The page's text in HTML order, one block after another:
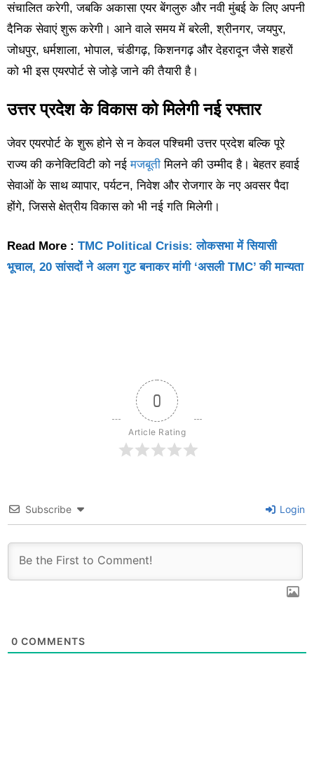
संचालित करेगी, जबकि अकासा एयर बेंगलुरु और नवी मुंबई के लिए अपनी
दैनिक सेवाएं शुरू करेगी। आने वाले समय में बरेली, श्रीनगर, जयपुर,
जोधपुर, धर्मशाला, भोपाल, चंडीगढ़, किशनगढ़ और देहरादून जैसे शहरों
को भी इस एयरपोर्ट से जोड़े जाने की तैयारी है।
उत्तर प्रदेश के विकास को मिलेगी नई रफ्तार
जेवर एयरपोर्ट के शुरू होने से न केवल पश्चिमी उत्तर प्रदेश बल्कि पूरे
राज्य की कनेक्टिविटी को नईमजबूती मिलने की उम्मीद है। बेहतर हवाई
सेवाओं के साथ व्यापार, पर्यटन, निवेश और रोजगार के नए अवसर पैदा
होंगे, जिससे क्षेत्रीय विकास को भी नई गति मिलेगी।
Read More : TMC Political Crisis: लोकसभा में सियासी
भूचाल, 20 सांसदों ने अलग गुट बनाकर मांगी ‘असली TMC’ की मान्यता
0
Article Rating
Subscribe Login
0 COMMENTS